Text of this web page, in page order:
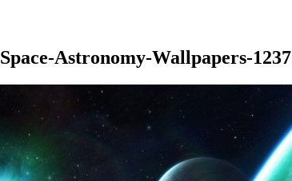
Space-Astronomy-Wallpapers-1237